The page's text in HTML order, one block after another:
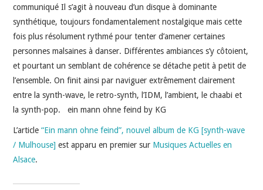
INDÉPENDANTS
DOKO
communiqué Il s’agit à nouveau d’un disque à dominante
synthétique, toujours fondamentalement nostalgique mais cette
fois plus résolument rythmé pour tenter d’amener certaines
personnes malsaines à danser. Différentes ambiances s’y côtoient,
et pourtant un semblant de cohérence se détache petit à petit de
l’ensemble. On finit ainsi par naviguer extrêmement clairement
entre la synth-wave, le retro-synth, l’IDM, l’ambient, le chaabi et
la synth-pop. ein mann ohne feind by KG
L’article“Ein mann ohne feind”, nouvel album de KG [synth-wave
/ Mulhouse] est apparu en premier sur Musiques Actuelles en
Alsace.